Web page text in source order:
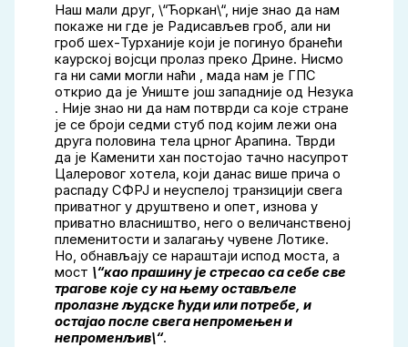
Наш мали друг, \“Ћоркан\“, није знао да нам
покаже ни где је Радисављев гроб, али ни
гроб шех-Турханије који је погинуо бранећи
каурској војсци пролаз преко Дрине. Нисмо
га ни сами могли наћи , мада нам је ГПС
открио да је Униште још западније од Незука
. Није знао ни да нам потврди са које стране
је се броји седми стуб под којим лежи она
друга половина тела црног Арапина. Тврди
да је Каменити хан постојао тачно насупрот
Цалеровог хотела, који данас више прича о
распаду СФРЈ и неуспелој транзицији свега
приватног у друштвено и опет, изнова у
приватно власништво, него о величанственој
племенитости и залагању чувене Лотике.
Но, обнављају се нараштаји испод моста, а
мост \“као прашину је стресао са себе све
трагове које су на њему остављеле
пролазне људске ћуди или потребе, и
остајао после свега непромењен и
непроменљив\“.